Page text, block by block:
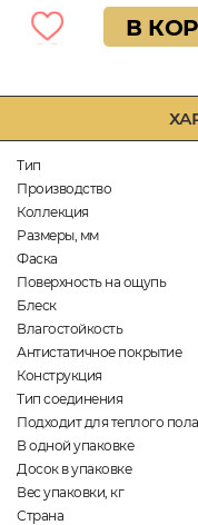
Тип
Производство
Коллекция
Размеры, мм
Фаска
Поверхность на ощупь
Блеск
Влагостойкость
Антистатичное покрытие
Конструкция
Тип соединения
Подходит для теплого пола
В одной упаковке
Досок в упаковке
Вес упаковки, кг
Страна
В